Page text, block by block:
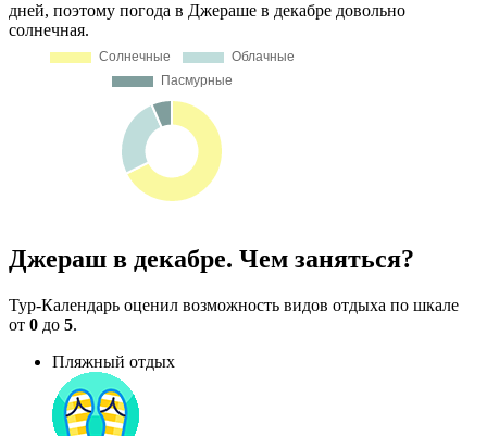
дней, поэтому погода в Джераше в декабре довольно
солнечная.
Джераш в декабре. Чем заняться?
Тур-Календарь оценил возможность видов отдыха по шкале
от 0 до 5.
Пляжный отдых